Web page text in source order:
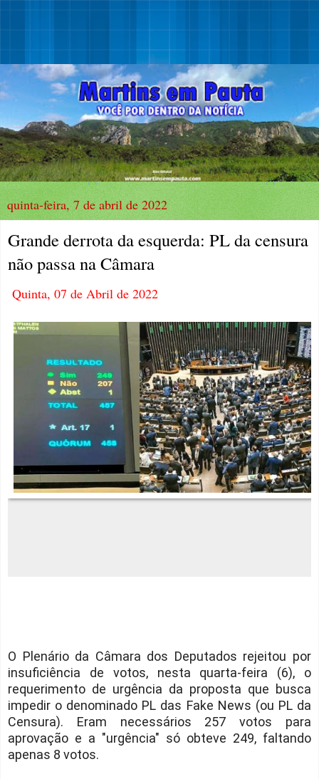
quinta-feira, 7 de abril de 2022
Grande derrota da esquerda: PL da censura
não passa na Câmara
Quinta, 07 de Abril de 2022
O Plenário da Câmara dos Deputados rejeitou por
insuficiência de votos, nesta quarta-feira (6), o
requerimento de urgência da proposta que busca
impedir o denominado PL das Fake News (ou PL da
Censura). Eram necessários 257 votos para
aprovação e a "urgência" só obteve 249, faltando
apenas 8 votos.